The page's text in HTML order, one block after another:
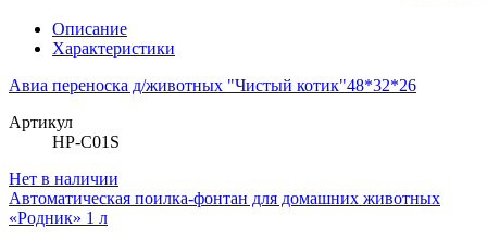
Описание
Характеристики
Авиа переноска д/животных "Чистый котик"48*32*26
Артикул
HP-C01S
Нет в наличии
Автоматическая поилка-фонтан для домашних животных
«Родник» 1 л